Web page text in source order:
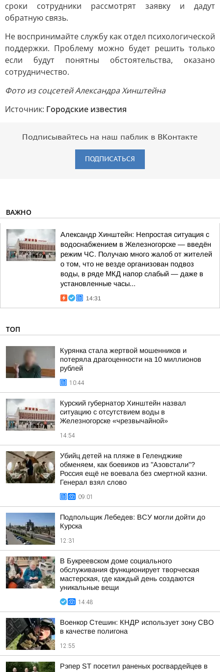
сроки сотрудники рассмотрят заявку и дадут
обратную связь.
Не воспринимайте службу как отдел психологической
поддержки. Проблему можно будет решить только
если будут понятны обстоятельства, оказано
сотрудничество.
Фото из соцсетей Александра Хинштейна
Источник: Городские известия
Подписывайтесь на наш паблик в ВКонтакте
ПОДПИСАТЬСЯ
ВАЖНО
Александр Хинштейн: Непростая ситуация с
водоснабжением в Железногорске — введён
режим ЧС. Получаю много жалоб от жителей
о том, что не везде организован подвоз
воды, в ряде МКД напор слабый — даже в
установленные часы...
14:31
ТОП
Курянка стала жертвой мошенников и
потеряла драгоценности на 10 миллионов
рублей
10:44
Курский губернатор Хинштейн назвал
ситуацию с отсутствием воды в
Железногорске «чрезвычайной»
14:54
Убийц детей на пляже в Геленджике
обменяем, как боевиков из "Азовстали"?
Россия ещё не воевала без смертной казни.
Генерал взял слово
09:01
Подпольщик Лебедев: ВСУ могли дойти до
Курска
12:31
В Букреевском доме социального
обслуживания функционирует творческая
мастерская, где каждый день создаются
уникальные вещи
14:48
Военкор Стешин: КНДР использует зону СВО
в качестве полигона
12:55
Рэпер ST посетил раненых росгвардейцев в